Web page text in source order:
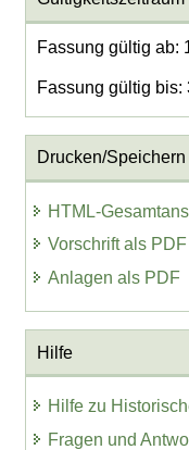
Fassung gültig ab:
Fassung gültig bis:
Drucken/Speichern
HTML-
Vorschrift als PDF
Anlagen als PDF
Hilfe
Hilfe zu
Fragen und